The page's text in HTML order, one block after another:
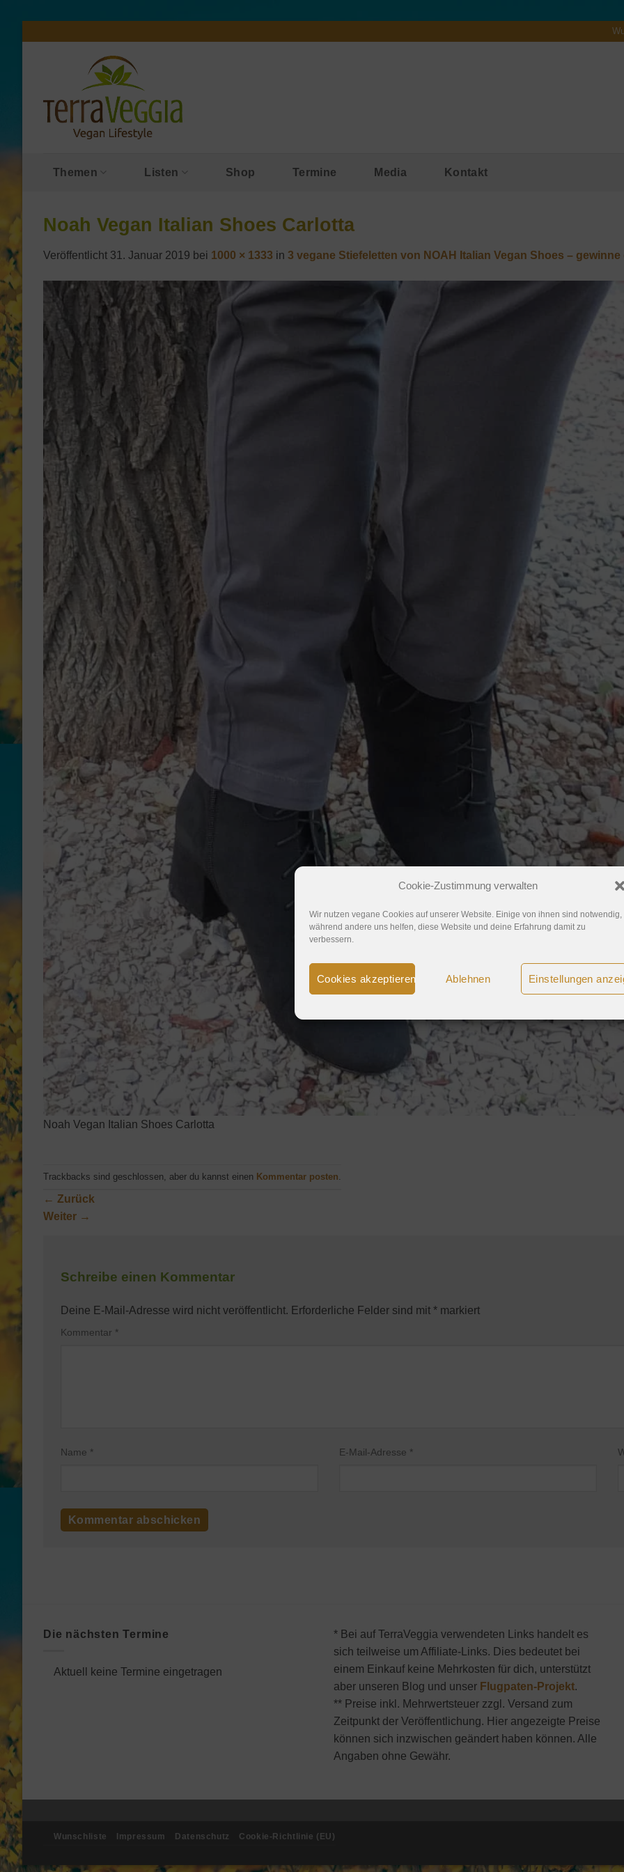
Cookie-Zustimmung verwalten
Wir nutzen vegane Cookies auf unserer Website. Einige von ihnen sind notwendig,
während andere uns helfen, diese Website und deine Erfahrung damit zu
verbessern.
Cookies akzeptieren Ablehnen Einstellungen
Themen Listen Shop Termine Media Kontakt
Noah Vegan Italian Shoes Carlotta
Veröffentlicht 31. Januar 2019 bei 1000 × 1333 in 3 vegane Stiefeletten von NOAH Italian Vegan Shoes –
Noah Vegan Italian Shoes Carlotta
Trackbacks sind geschlossen, aber du kannst einen Kommentar posten
← Zurück
Weiter →
Schreibe einen Kommentar
Deine E-Mail-Adresse wird nicht veröffentlicht. Erforderliche Felder sind mit * markiert
Kommentar *
Name * E-Mail-Adresse *
Die nächsten Termine
Aktuell keine Termine eingetragen
* Bei auf TerraVeggia verwendeten Links handelt es
sich teilweise um Affiliate-Links. Dies bedeutet bei
einem Einkauf keine Mehrkosten für dich, unterstützt
aber unseren Blog und unser Flugpaten-Projekt.
** Preise inkl. Mehrwertsteuer zzgl. Versand zum
Zeitpunkt der Veröffentlichung. Hier angezeigte Preise
können sich inzwischen geändert haben können. Alle
Angaben ohne Gewähr.
Wunschliste Impressum Datenschutz Cookie-Richtlinie (EU)